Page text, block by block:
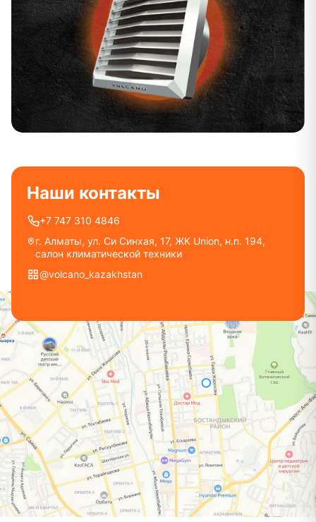
Наши контакты
+7 747 310 4846
г. Алматы, ул. Си Синхая, 17, ЖК Union, н.п. 194,
салон климатической техники
@volcano_kazakhstan